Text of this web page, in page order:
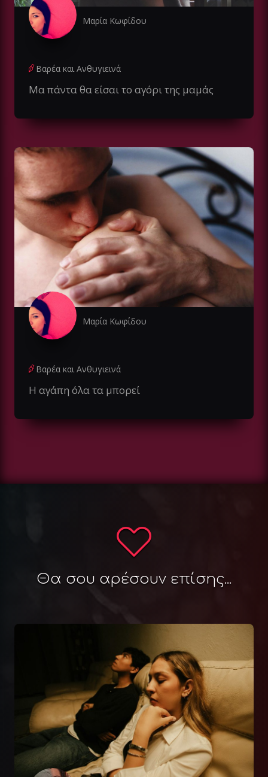
Μαρία Κωφίδου
Βαρέα και Ανθυγιεινά
Μα πάντα θα είσαι το αγόρι της μαμάς
Μαρία Κωφίδου
Βαρέα και Ανθυγιεινά
Η αγάπη όλα τα μπορεί
Θα σου αρέσουν επίσης...